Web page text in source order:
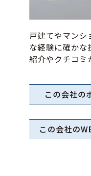
戸建てやマン
な経験に確か
紹介やクチコミ
この会社の
この会社の